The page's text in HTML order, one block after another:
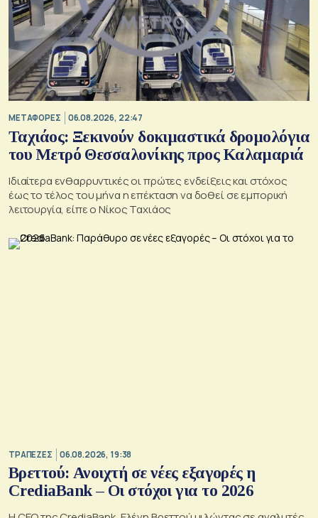
ΜΕΤΑΦΟΡΕΣ 06.08.2026, 22:47
Ταχιάος: Ξεκινούν δοκιμαστικά δρομολόγια
του Μετρό Θεσσαλονίκης προς Καλαμαριά
Ιδιαίτερα ενθαρρυντικές οι πρώτες ενδείξεις και στόχος
έως το τέλος του μήνα η επέκταση να δοθεί σε εμπορική
λειτουργία, είπε ο Νίκος Ταχιάος
ΤΡΑΠΕΖΕΣ 06.08.2026, 19:38
Βρεττού: Ανοιχτή σε νέες εξαγορές η
CrediaBank – Οι στόχοι για το 2026